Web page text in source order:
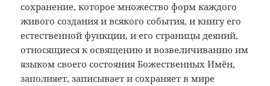
сохранение, которое множество форм каждого
живого создания и всякого события, и книгу его
естественной функции, и его страницы деяний,
относящиеся к освящению и возвеличиванию им
языком своего состояния Божественных Имён,
заполняет, записывает и сохраняет в мире